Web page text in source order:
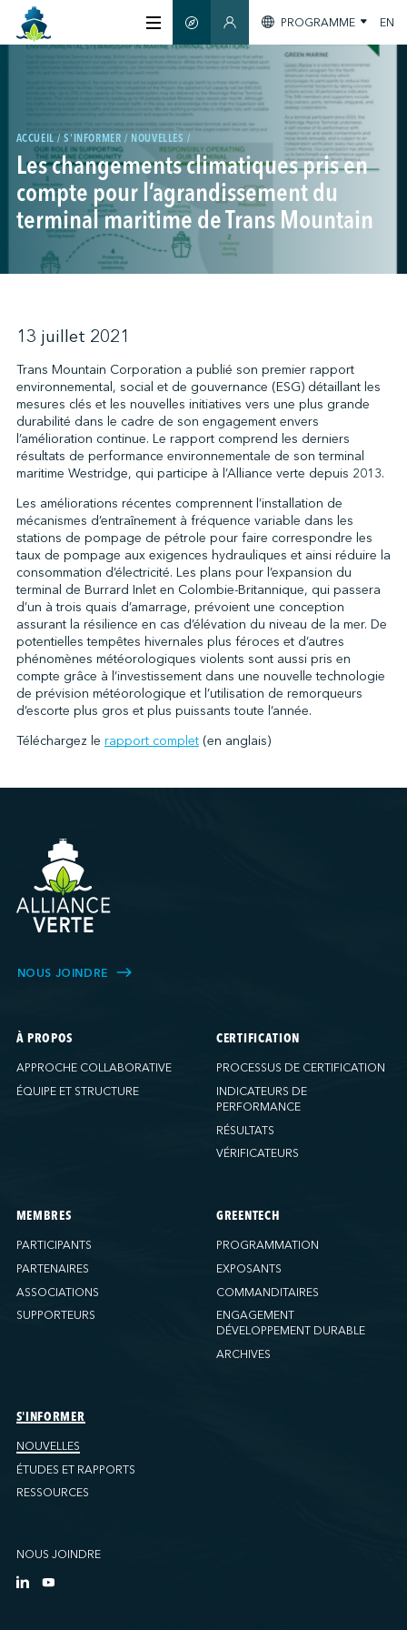
CERTIFICATION
MEMBRES
GREENTECH
S'INFORMER
NOUS JOINDRE
↩︎
GUIDE INTELLIGENT
SECTION MEMBRES
PROGRAMME EN
ACCUEIL S'INFORMER NOUVELLES
Les changements climatiques pris en
compte pour l’agrandissement du
terminal maritime de Trans Mountain
13 juillet 2021
Trans Mountain Corporation a publié son premier rapport
environnemental, social et de gouvernance (ESG) détaillant les
mesures clés et les nouvelles initiatives vers une plus grande
durabilité dans le cadre de son engagement envers
l’amélioration continue. Le rapport comprend les derniers
résultats de performance environnementale de son terminal
maritime Westridge, qui participe à l’Alliance verte depuis 2013.
Les améliorations récentes comprennent l’installation de
mécanismes d’entraînement à fréquence variable dans les
stations de pompage de pétrole pour faire correspondre les
taux de pompage aux exigences hydrauliques et ainsi réduire la
consommation d’électricité. Les plans pour l’expansion du
terminal de Burrard Inlet en Colombie-Britannique, qui passera
d’un à trois quais d’amarrage, prévoient une conception
assurant la résilience en cas d’élévation du niveau de la mer. De
potentielles tempêtes hivernales plus féroces et d’autres
phénomènes météorologiques violents sont aussi pris en
compte grâce à l’investissement dans une nouvelle technologie
de prévision météorologique et l’utilisation de remorqueurs
d’escorte plus gros et plus puissants toute l’année.
Téléchargez le rapport complet(en anglais)
NOUS JOINDRE
À PROPOS
APPROCHE COLLABORATIVE
ÉQUIPE ET STRUCTURE
CERTIFICATION
PROCESSUS DE CERTIFICATION
INDICATEURS DE
PERFORMANCE
RÉSULTATS
VÉRIFICATEURS
MEMBRES
PARTICIPANTS
PARTENAIRES
ASSOCIATIONS
SUPPORTEURS
GREENTECH
PROGRAMMATION
EXPOSANTS
COMMANDITAIRES
ENGAGEMENT
DÉVELOPPEMENT DURABLE
ARCHIVES
S'INFORMER
NOUVELLES
ÉTUDES ET RAPPORTS
RESSOURCES
NOUS JOINDRE